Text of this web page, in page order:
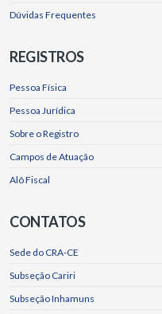
Dúvidas Frequentes
REGISTROS
Pessoa Física
Pessoa Jurídica
Sobre o Registro
Campos de Atuação
Alô Fiscal
CONTATOS
Sede do CRA-CE
Subseção Cariri
Subseção Inhamuns